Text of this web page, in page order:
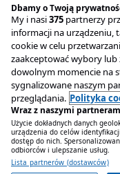
Adres do
związanych z
OTOMOTO Lease Plac
Infolinia+48 22 221 04
Email
Grupa OLX Sp. z o.o.
ul. Królowej Jadwigi 43 ,
Dbamy o Twoją
My i nasi375 partnerzy
informacji na urządzeniu,
cookie w celu
zaakceptować wybory lub
dowolnym momencie na
sygnalizowane naszym
przeglądania. Polityka
Wraz z naszymi
Użycie dokładnych danych
urządzenia do celów
dostęp do nich.
odbiorców i ulepszanie usług.
Lista partnerów (dostawców)